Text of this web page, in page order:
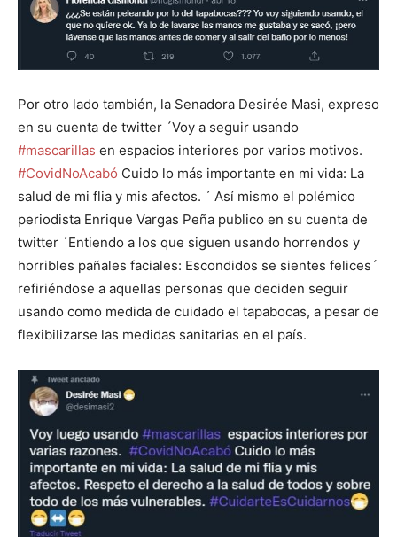
Por otro lado también, la Senadora Desirée Masi, expreso
en su cuenta de twitter ´Voy a seguir usando
#mascarillas en espacios interiores por varios motivos.
#CovidNoAcabó Cuido lo más importante en mi vida: La
salud de mi flia y mis afectos. ´ Así mismo el polémico
periodista Enrique Vargas Peña publico en su cuenta de
twitter ´Entiendo a los que siguen usando horrendos y
horribles pañales faciales: Escondidos se sientes felices´
refiriéndose a aquellas personas que deciden seguir
usando como medida de cuidado el tapabocas, a pesar de
flexibilizarse las medidas sanitarias en el país.